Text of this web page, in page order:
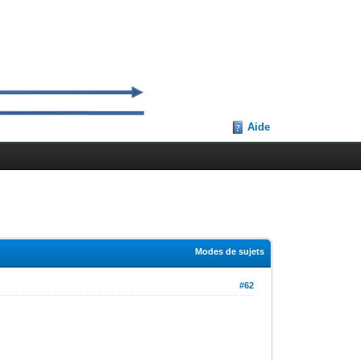
Aide
Modes de sujets
#62